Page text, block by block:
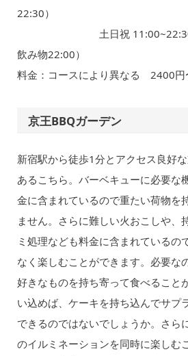
22:30）
土日祝 11:00~22:30（
飲み物22:00）
料金：コースにより異なる 2400円
京王BBQガーデン
新宿駅から徒歩1分とアクセス良好
あるこちら。バーベキューに必要な
金に含まれているので重たい荷物を
ません。さらに難しい火おこしや、
ミ処理なども料金に含まれているの
なく楽しむことができます。必要な
好きなものを持ち寄って食べること
い込めば、ケーキを持ち込んでサプ
できるのではないでしょうか。さら
のイルミネーションを同時に楽しむ